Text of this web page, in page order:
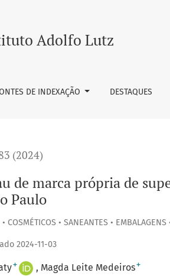
no município de São
Adolfo Lutz
DE INDEXAÇÃO DESTAQUES
(2024)
de marca própria de
Paulo
• SANEANTES • EMBALAGENS
2024-11-03
+ Magda Leite Medeiros+